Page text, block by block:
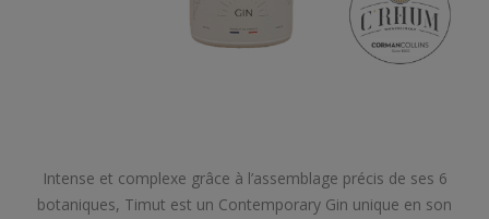
Intense et complexe grâce à l’assemblage précis de ses 6
botaniques, Timut est un Contemporary Gin unique en son